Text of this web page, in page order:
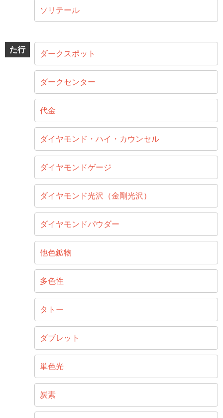
ソリテール
た行 ダークスポット
ダークセンター
代金
ダイヤモンド・ハイ・カウンセル
ダイヤモンドゲージ
ダイヤモンド光沢（金剛光沢）
ダイヤモンドパウダー
他色鉱物
多色性
タトー
ダブレット
単色光
炭素